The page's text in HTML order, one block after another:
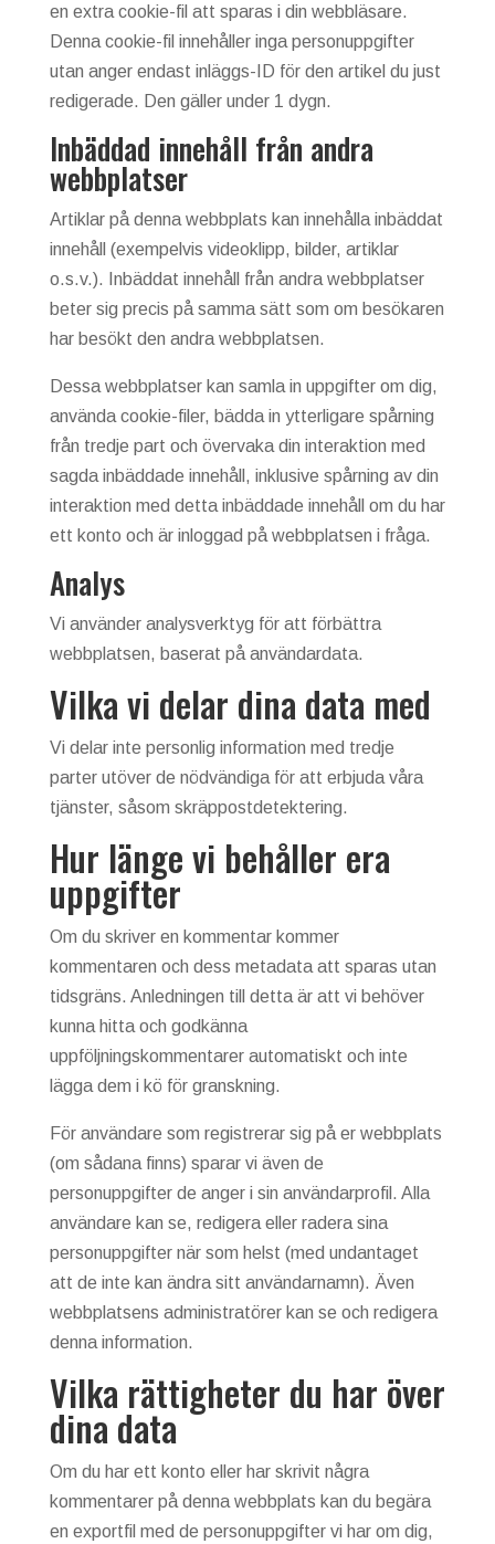
en extra cookie-fil att sparas i din webbläsare.
Denna cookie-fil innehåller inga personuppgifter
utan anger endast inläggs-ID för den artikel du just
redigerade. Den gäller under 1 dygn.
Inbäddad innehåll från andra
webbplatser
Artiklar på denna webbplats kan innehålla inbäddat
innehåll (exempelvis videoklipp, bilder, artiklar
o.s.v.). Inbäddat innehåll från andra webbplatser
beter sig precis på samma sätt som om besökaren
har besökt den andra webbplatsen.
Dessa webbplatser kan samla in uppgifter om dig,
använda cookie-filer, bädda in ytterligare spårning
från tredje part och övervaka din interaktion med
sagda inbäddade innehåll, inklusive spårning av din
interaktion med detta inbäddade innehåll om du har
ett konto och är inloggad på webbplatsen i fråga.
Analys
Vi använder analysverktyg för att förbättra
webbplatsen, baserat på användardata.
Vilka vi delar dina data med
Vi delar inte personlig information med tredje
parter utöver de nödvändiga för att erbjuda våra
tjänster, såsom skräppostdetektering.
Hur länge vi behåller era
uppgifter
Om du skriver en kommentar kommer
kommentaren och dess metadata att sparas utan
tidsgräns. Anledningen till detta är att vi behöver
kunna hitta och godkänna
uppföljningskommentarer automatiskt och inte
lägga dem i kö för granskning.
För användare som registrerar sig på er webbplats
(om sådana finns) sparar vi även de
personuppgifter de anger i sin användarprofil. Alla
användare kan se, redigera eller radera sina
personuppgifter när som helst (med undantaget
att de inte kan ändra sitt användarnamn). Även
webbplatsens administratörer kan se och redigera
denna information.
Vilka rättigheter du har över
dina data
Om du har ett konto eller har skrivit några
kommentarer på denna webbplats kan du begära
en exportfil med de personuppgifter vi har om dig,